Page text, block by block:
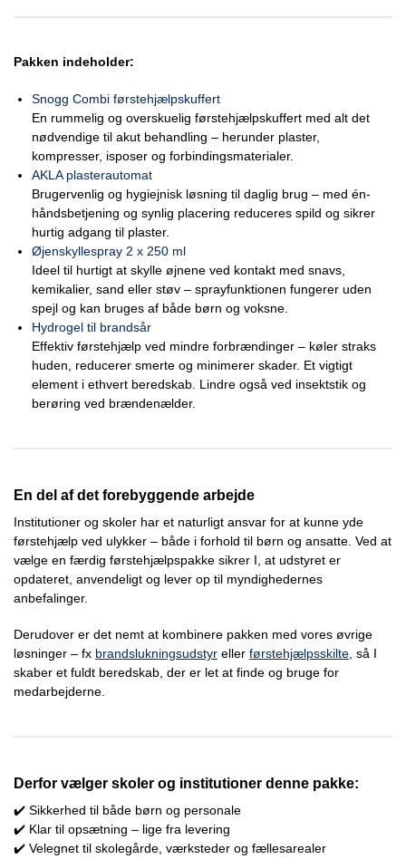
Pakken indeholder:
Snogg Combi førstehjælpskuffert
En rummelig og overskuelig førstehjælpskuffert med alt det
nødvendige til akut behandling – herunder plaster,
kompresser, isposer og forbindingsmaterialer.
AKLA plasterautomat
Brugervenlig og hygiejnisk løsning til daglig brug – med én-
håndsbetjening og synlig placering reduceres spild og sikrer
hurtig adgang til plaster.
Øjenskyllespray 2 x 250 ml
Ideel til hurtigt at skylle øjnene ved kontakt med snavs,
kemikalier, sand eller støv – sprayfunktionen fungerer uden
spejl og kan bruges af både børn og voksne.
Hydrogel til brandsår
Effektiv førstehjælp ved mindre forbrændinger – køler straks
huden, reducerer smerte og minimerer skader. Et vigtigt
element i ethvert beredskab. Lindre også ved insektstik og
berøring ved brændenælder.
En del af det forebyggende arbejde
Institutioner og skoler har et naturligt ansvar for at kunne yde
førstehjælp ved ulykker – både i forhold til børn og ansatte. Ved at
vælge en færdig førstehjælpspakke sikrer I, at udstyret er
opdateret, anvendeligt og lever op til myndighedernes
anbefalinger.
Derudover er det nemt at kombinere pakken med vores øvrige
løsninger – fx brandslukningsudstyr eller førstehjælpsskilte, så I
skaber et fuldt beredskab, der er let at finde og bruge for
medarbejderne.
Derfor vælger skoler og institutioner denne pakke:
✔️ Sikkerhed til både børn og personale
✔️ Klar til opsætning – lige fra levering
✔️ Velegnet til skolegårde, værksteder og fællesarealer